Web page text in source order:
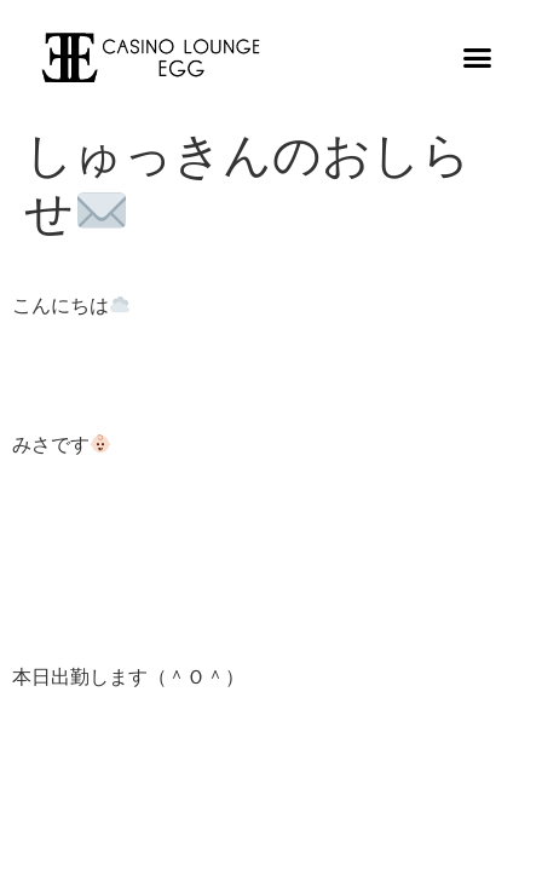
しゅっきんのおしら
せ
こんにちは
みさです
本日出勤します（＾Ｏ＾）